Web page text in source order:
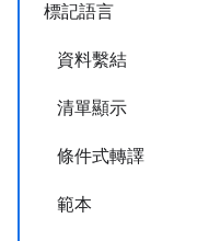
標記語言
資料繫結
清單顯示
條件式轉譯
範本